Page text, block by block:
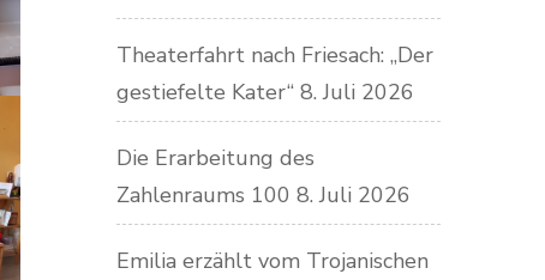
Theaterfahrt nach Friesach: „Der
gestiefelte Kater“ 8. Juli 2026
Die Erarbeitung des
Zahlenraums 100 8. Juli 2026
Emilia erzählt vom Trojanischen